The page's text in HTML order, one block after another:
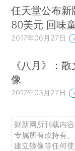
任天堂公布新
80美元 回味
2017年06月27日
《八月》：
像
2017年03月27日
财新网所刊载内
专属所有或持有
建立镜像等任何使